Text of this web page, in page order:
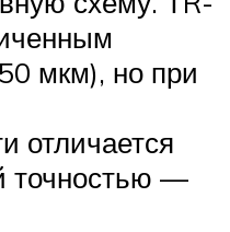
мкм), но при
отличается
точностью —